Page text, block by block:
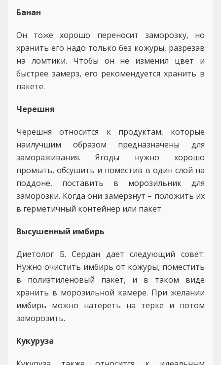
Банан
Он тоже хорошо переносит заморозку, но
хранить его надо только без кожуры, разрезав
на ломтики. Чтобы он не изменил цвет и
быстрее замерз, его рекомендуется хранить в
пакете.
Черешня
Черешня относится к продуктам, которые
наилучшим образом предназначены для
замораживания. Ягоды нужно хорошо
промыть, обсушить и поместив в один слой на
поддоне, поставить в морозильник для
заморозки. Когда они замерзнут – положить их
в герметичный контейнер или пакет.
Высушенный имбирь
Диетолог Б. Сердан дает следующий совет:
Нужно очистить имбирь от кожуры, поместить
в полиэтиленовый пакет, и в таком виде
хранить в морозильной камере. При желании
имбирь можно натереть на терке и потом
заморозить.
Кукуруза